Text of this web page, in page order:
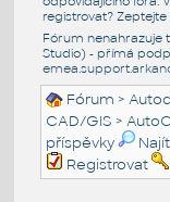
registrovat? Zeptejte
Fórum nenahrazuje
Studio) - přímá
Fórum >
CAD/GIS >
příspěvky
Najít
Registrovat